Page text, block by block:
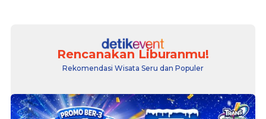
Rencanakan Liburanmu!
Rekomendasi Wisata Seru dan Populer